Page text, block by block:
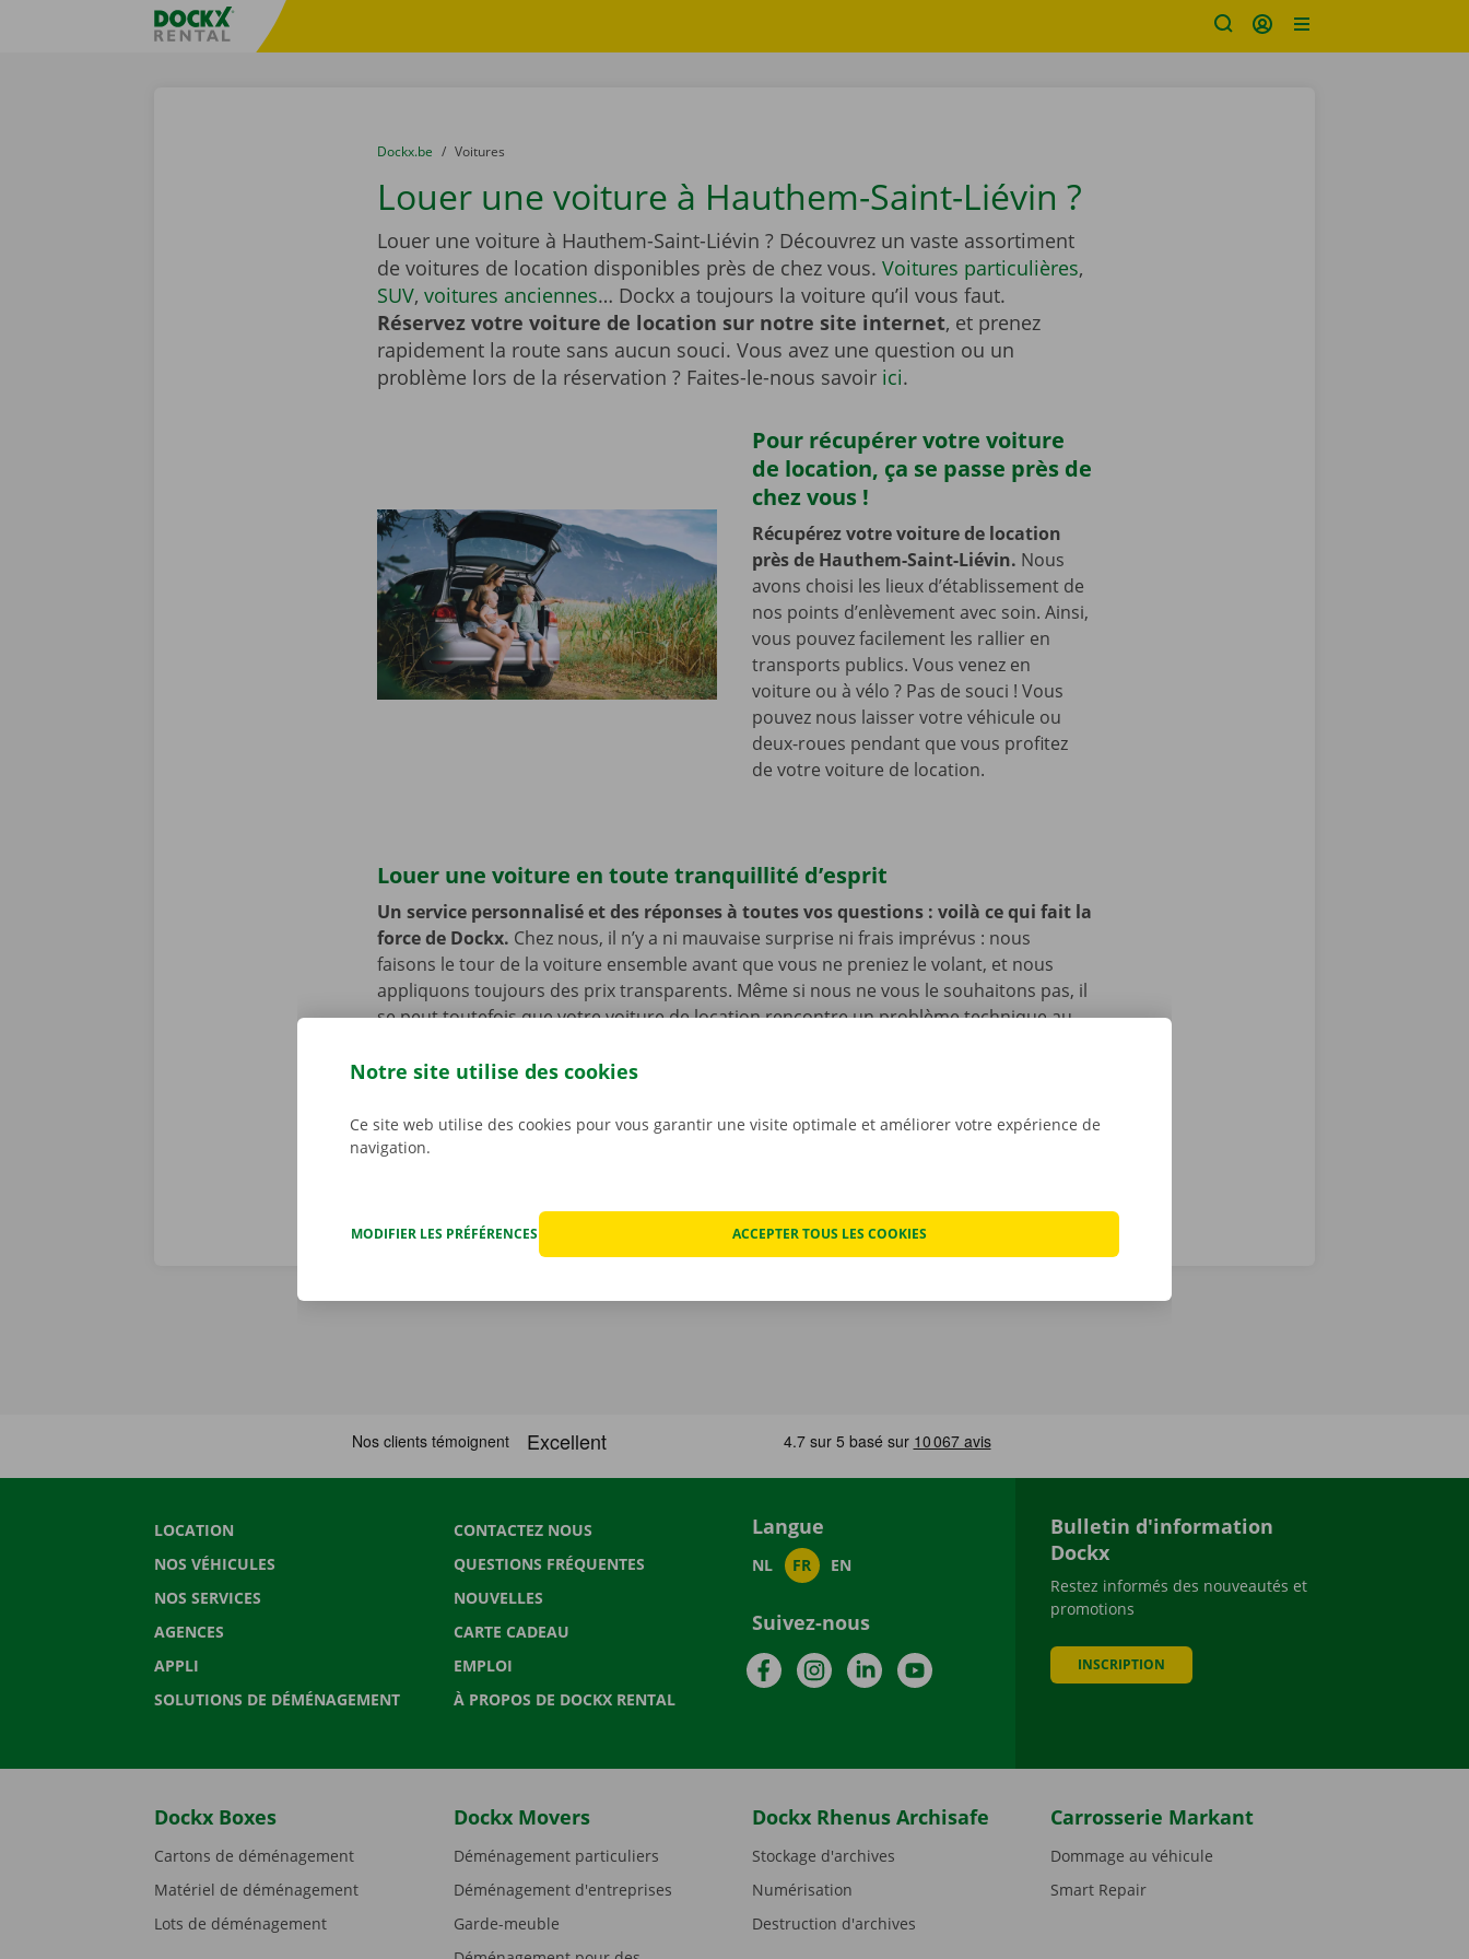
sitename
You are here:
du
Dockx.be to
Voitures
Louer une voiture à Hauthem-Saint-Liévin ?
Louer une voiture à Hauthem-Saint-Liévin ? Découvrez un vaste assortiment
de voitures de location disponibles près de chez vous. Voitures particulières,
SUV, voitures anciennes… Dockx a toujours la voiture qu’il vous faut.
Réservez votre voiture de location sur notre site internet, et prenez
rapidement la route sans aucun souci. Vous avez une question ou un
problème lors de la réservation ? Faites-le-nous savoir ici.
Pour récupérer votre voiture
de location, ça se passe près de
chez vous !
Récupérez votre voiture de location
près de Hauthem-Saint-Liévin. Nous
avons choisi les lieux d’établissement de
nos points d’enlèvement avec soin. Ainsi,
vous pouvez facilement les rallier en
transports publics. Vous venez en
voiture ou à vélo ? Pas de souci ! Vous
pouvez nous laisser votre véhicule ou
deux-roues pendant que vous profitez
de votre voiture de location.
Louer une voiture en toute tranquillité d’esprit
Un service personnalisé et des réponses à toutes vos questions : voilà ce qui fait la
force de Dockx. Chez nous, il n’y a ni mauvaise surprise ni frais imprévus : nous
faisons le tour de la voiture ensemble avant que vous ne preniez le volant, et nous
appliquons toujours des prix transparents. Même si nous ne vous le souhaitons pas, il
se peut toutefois que votre voiture de location rencontre un problème technique au
d’assistance et de dépannage disponible 24 h/24 et 7 j/7 dans toute l’Europe. Avec
LOCATION
NOS VÉHICULES
NOS SERVICES
AGENCES
APPLI
SOLUTIONS DE DÉMÉNAGEMENT
CONTACTEZ NOUS
QUESTIONS FRÉQUENTES
NOUVELLES
CARTE CADEAU
EMPLOI
À PROPOS DE DOCKX RENTAL
Langue
NL FR EN
Suivez-nous
FacebookInstagramLinkedInYouTube
Bulletin d'information
Dockx
Restez informés des nouveautés et
promotions
INSCRIPTION
Dockx Boxes
Cartons de déménagement
Matériel de déménagement
Lots de déménagement
Dockx Movers
Déménagement particuliers
Déménagement d'entreprises
Garde-meuble
Dockx Rhenus Archisafe
Stockage d'archives
Numérisation
Destruction d'archives
Carrosserie Markant
Dommage au véhicule
Smart Repair
Notre site utilise des cookies
Ce site web utilise des cookies pour vous garantir une visite optimale et améliorer votre expérience de
navigation.
MODIFIER LES PRÉFÉRENCES ACCEPTER TOUS LES COOKIES